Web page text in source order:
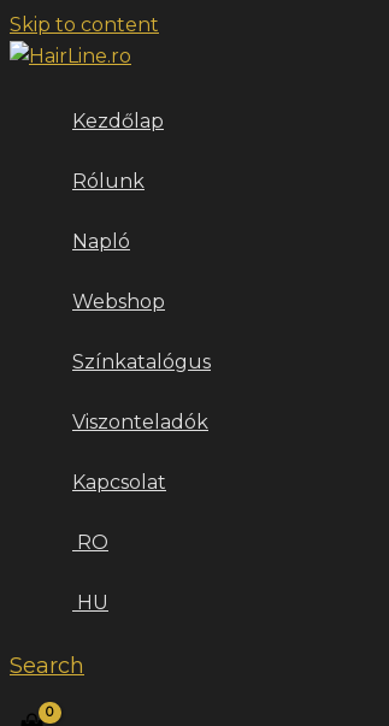
Skip to content
Kezdőlap
Rólunk
Napló
Webshop
Színkatalógus
Viszonteladók
Kapcsolat
RO
HU
Search